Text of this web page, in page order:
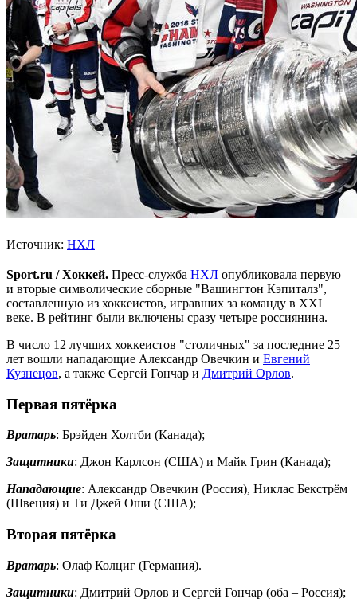
Источник: НХЛ
Sport.ru / Хоккей. Пресс-служба НХЛ опубликовала первую
и вторые символические сборные "Вашингтон Кэпиталз",
составленную из хоккеистов, игравших за команду в XXI
веке. В рейтинг были включены сразу четыре россиянина.
В число 12 лучших хоккеистов "столичных" за последние 25
лет вошли нападающие Александр Овечкин и Евгений
Кузнецов, а также Сергей Гончар и Дмитрий Орлов.
Первая пятёрка
Вратарь: Брэйден Холтби (Канада);
Защитники: Джон Карлсон (США) и Майк Грин (Канада);
Нападающие: Александр Овечкин (Россия), Никлас Бекстрём
(Швеция) и Ти Джей Оши (США);
Вторая пятёрка
Вратарь: Олаф Колциг (Германия).
Защитники: Дмитрий Орлов и Сергей Гончар (оба – Россия);